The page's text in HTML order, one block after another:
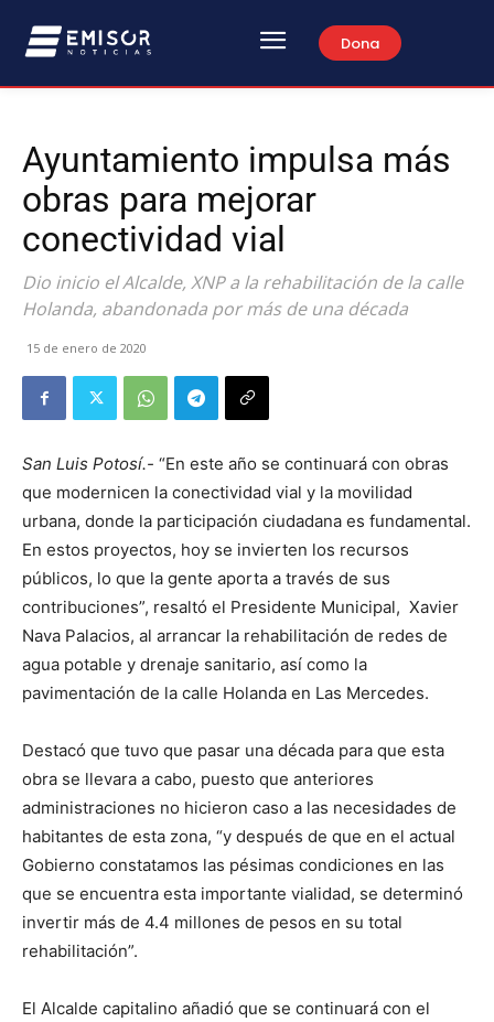
Dona
Ayuntamiento impulsa más
obras para mejorar
conectividad vial
Dio inicio el Alcalde, XNP a la rehabilitación de la calle
Holanda, abandonada por más de una década
15 de enero de 2020
San Luis Potosí.- “En este año se continuará con obras
que modernicen la conectividad vial y la movilidad
urbana, donde la participación ciudadana es fundamental.
En estos proyectos, hoy se invierten los recursos
públicos, lo que la gente aporta a través de sus
contribuciones”, resaltó el Presidente Municipal, Xavier
Nava Palacios, al arrancar la rehabilitación de redes de
agua potable y drenaje sanitario, así como la
pavimentación de la calle Holanda en Las Mercedes.
Destacó que tuvo que pasar una década para que esta
obra se llevara a cabo, puesto que anteriores
administraciones no hicieron caso a las necesidades de
habitantes de esta zona, “y después de que en el actual
Gobierno constatamos las pésimas condiciones en las
que se encuentra esta importante vialidad, se determinó
invertir más de 4.4 millones de pesos en su total
rehabilitación”.
El Alcalde capitalino añadió que se continuará con el